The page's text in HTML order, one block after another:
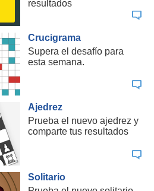
resultados
Crucigrama
Supera el desafío para
esta semana.
Ajedrez
Prueba el nuevo ajedrez y
comparte tus resultados
Solitario